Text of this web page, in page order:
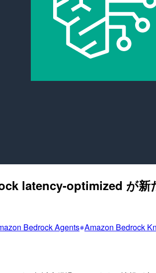
latency-optimized が
Bedrock Agents Amazon Bedrock